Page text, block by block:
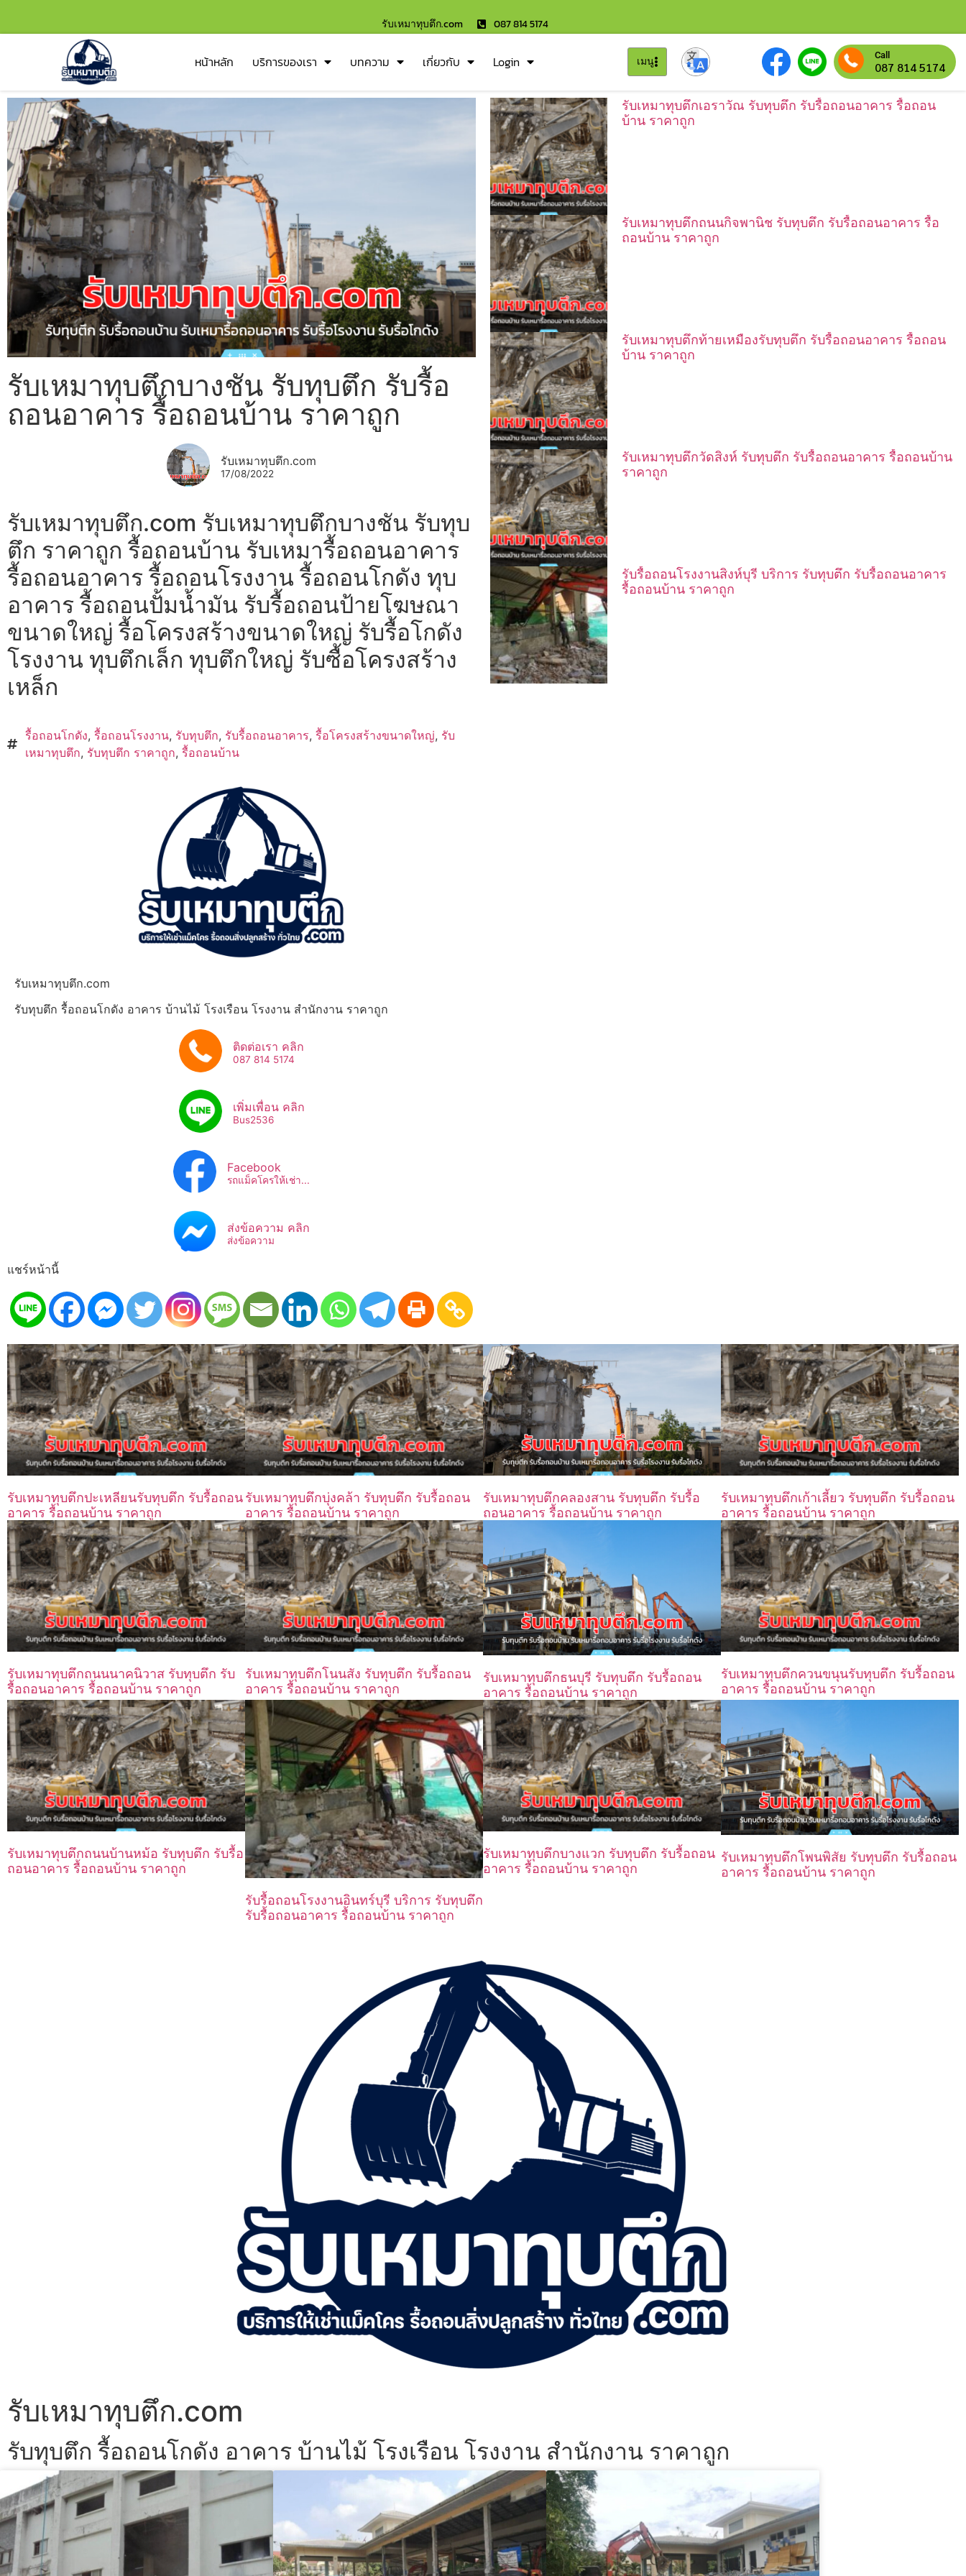
รับเหมาทุบตึก.com 087 814 5174
หน้าหลัก บริการของเรา บทความ เกี่ยวกับ Login เมนู Call
087 814 5174
รับเหมาทุบตึกบางชัน รับทุบตึก รับรื้อ
ถอนอาคาร รื้อถอนบ้าน ราคาถูก
รับเหมาทุบตึก.com
17/08/2022
รับเหมาทุบตึก.com รับเหมาทุบตึกบางชัน รับทุบ
ตึก ราคาถูก รื้อถอนบ้าน รับเหมารื้อถอนอาคาร
รื้อถอนอาคาร รื้อถอนโรงงาน รื้อถอนโกดัง ทุบ
อาคาร รื้อถอนปั้มน้ำมัน รับรื้อถอนป้ายโฆษณา
ขนาดใหญ่ รื้อโครงสร้างขนาดใหญ่ รับรื้อโกดัง
โรงงาน ทุบตึกเล็ก ทุบตึกใหญ่ รับซื้อโครงสร้าง
เหล็ก
รื้อถอนโกดัง, รื้อถอนโรงงาน, รับทุบตึก, รับรื้อถอนอาคาร, รื้อโครงสร้างขนาดใหญ่, รับ
เหมาทุบตึก, รับทุบตึก ราคาถูก, รื้อถอนบ้าน
รับเหมาทุบตึก.com
รับทุบตึก รื้อถอนโกดัง อาคาร บ้านไม้ โรงเรือน โรงงาน สำนักงาน ราคาถูก
ติดต่อเรา คลิก
087 814 5174
เพิ่มเพื่อน คลิก
Bus2536​
Facebook
รถแม็คโครให้เช่า...
ส่งข้อความ คลิก
ส่งข้อความ
แชร์หน้านี้
รับเหมาทุบตึกเอราวัณ รับทุบตึก รับรื้อถอนอาคาร รื้อถอน
บ้าน ราคาถูก
รับเหมาทุบตึกถนนกิจพานิช รับทุบตึก รับรื้อถอนอาคาร รื้อ
ถอนบ้าน ราคาถูก
รับเหมาทุบตึกท้ายเหมืองรับทุบตึก รับรื้อถอนอาคาร รื้อถอน
บ้าน ราคาถูก
รับเหมาทุบตึกวัดสิงห์ รับทุบตึก รับรื้อถอนอาคาร รื้อถอนบ้าน
ราคาถูก
รับรื้อถอนโรงงานสิงห์บุรี บริการ รับทุบตึก รับรื้อถอนอาคาร
รื้อถอนบ้าน ราคาถูก
รับเหมาทุบตึกปะเหลียนรับทุบตึก รับรื้อถอน
อาคาร รื้อถอนบ้าน ราคาถูก
รับเหมาทุบตึกบุ่งคล้า รับทุบตึก รับรื้อถอน
อาคาร รื้อถอนบ้าน ราคาถูก
รับเหมาทุบตึกคลองสาน รับทุบตึก รับรื้อ
ถอนอาคาร รื้อถอนบ้าน ราคาถูก
รับเหมาทุบตึกเก้าเลี้ยว รับทุบตึก รับรื้อถอน
อาคาร รื้อถอนบ้าน ราคาถูก
รับเหมาทุบตึกถนนนาคนิวาส รับทุบตึก รับ
รื้อถอนอาคาร รื้อถอนบ้าน ราคาถูก
รับเหมาทุบตึกโนนสัง รับทุบตึก รับรื้อถอน
อาคาร รื้อถอนบ้าน ราคาถูก
รับเหมาทุบตึกธนบุรี รับทุบตึก รับรื้อถอน
อาคาร รื้อถอนบ้าน ราคาถูก
รับเหมาทุบตึกควนขนุนรับทุบตึก รับรื้อถอน
อาคาร รื้อถอนบ้าน ราคาถูก
รับเหมาทุบตึกถนนบ้านหม้อ รับทุบตึก รับรื้อ
ถอนอาคาร รื้อถอนบ้าน ราคาถูก
รับรื้อถอนโรงงานอินทร์บุรี บริการ รับทุบตึก
รับรื้อถอนอาคาร รื้อถอนบ้าน ราคาถูก
รับเหมาทุบตึกบางแวก รับทุบตึก รับรื้อถอน
อาคาร รื้อถอนบ้าน ราคาถูก
รับเหมาทุบตึกโพนพิสัย รับทุบตึก รับรื้อถอน
อาคาร รื้อถอนบ้าน ราคาถูก
รับเหมาทุบตึก.com
รับทุบตึก รื้อถอนโกดัง อาคาร บ้านไม้ โรงเรือน โรงงาน สำนักงาน ราคาถูก